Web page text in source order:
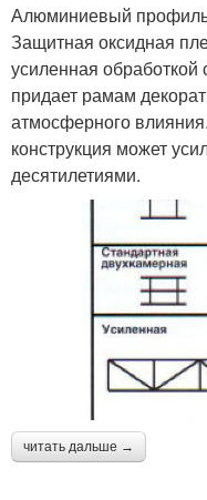
Алюминиевый
Защитная оксидная
усиленная
придает рамам
атмосферного
конструкция может
десятилетиями.
читать дальше →